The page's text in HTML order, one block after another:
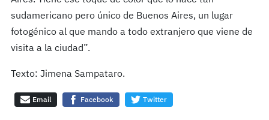
sudamericano pero único de Buenos Aires, un lugar
fotogénico al que mando a todo extranjero que viene de
visita a la ciudad”.
Texto: Jimena Sampataro.
Email Facebook Twitter